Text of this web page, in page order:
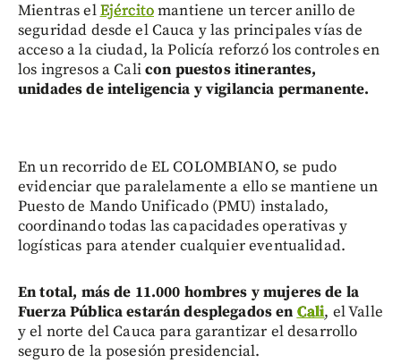
Mientras elEjércitomantiene un tercer anillo de
seguridad desde el Cauca y las principales vías de
acceso a la ciudad, la Policía reforzó los controles en
los ingresos a Calicon puestos itinerantes,
unidades de inteligencia y vigilancia permanente.
En un recorrido de EL COLOMBIANO, se pudo
evidenciar que paralelamente a ello se mantiene un
Puesto de Mando Unificado (PMU) instalado,
coordinando todas las capacidades operativas y
logísticas para atender cualquier eventualidad.
En total, más de 11.000 hombres y mujeres de la
Fuerza Pública estarán desplegados en Cali, el Valle
y el norte del Cauca para garantizar el desarrollo
seguro de la posesión presidencial.